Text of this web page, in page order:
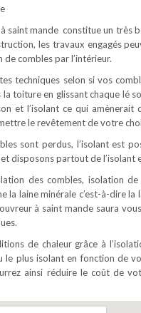
à saint mande constitue un
les travaux engagés
de combles par l’intérieur.
techniques selon si vos
toiture en glissant chaque lé
et l’isolant ce qui amènerait
le revêtement de votre
sont perdus, l’isolant est
disposons partout de l’isolant
des combles, isolation
la laine minérale c’est-à-dire
à saint mande saura
de chaleur grâce à
le plus isolant en fonction de
ainsi réduire le coût de